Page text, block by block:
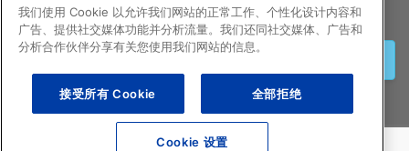
订阅
常见问题 关于本网站的法律声明
我们使用 Cookie 以允许我们网站的正常工作、个性化设计内容和
广告、提供社交媒体功能并分析流量。我们还同社交媒体、广告和
分析合作伙伴分享有关您使用我们网站的信息。
接受所有 Cookie 全部拒绝
Cookie 设置